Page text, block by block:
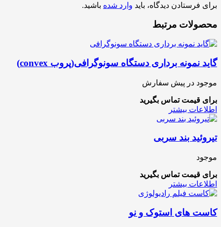
برای فرستادن دیدگاه، باید وارد شده باشید.
محصولات مرتبط
گاید نمونه برداری دستگاه سونوگرافی(پروب convex)
موجود در پیش سفارش
برای قیمت تماس بگیرید
اطلاعات بیشتر
تیروئید بند سربی
موجود
برای قیمت تماس بگیرید
اطلاعات بیشتر
کاست های استوک و نو